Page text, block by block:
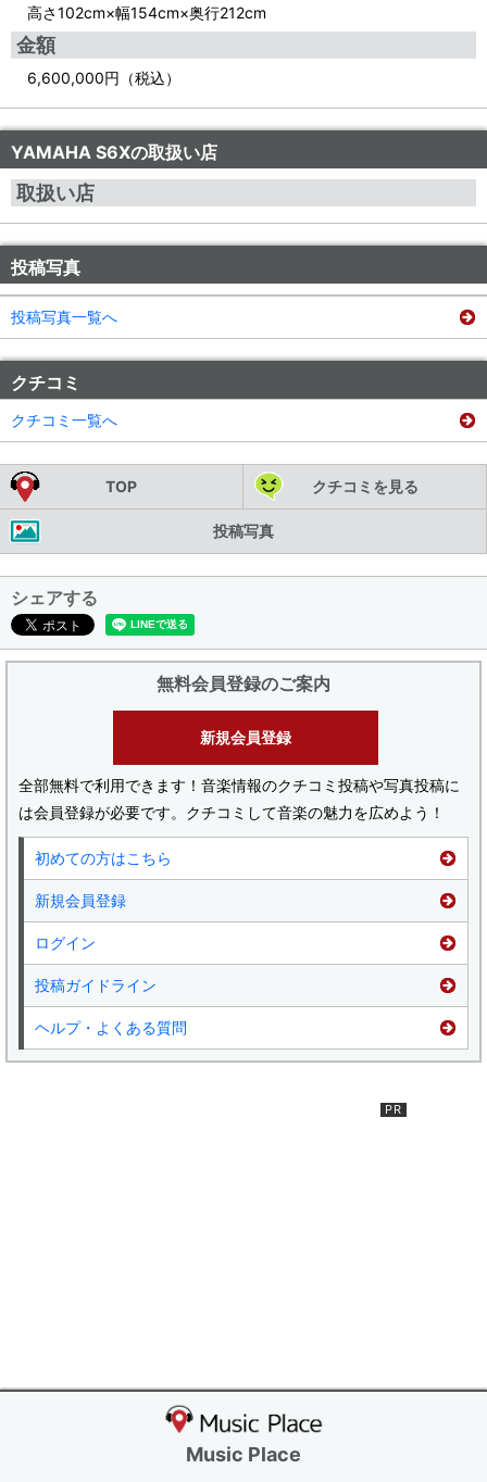
高さ102cm×幅154cm×奥行212cm
金額
6,600,000円（税込）
YAMAHA S6Xの取扱い店
取扱い店
投稿写真
投稿写真一覧へ
クチコミ
クチコミ一覧へ
TOP クチコミを見る
投稿写真
シェアする
無料会員登録のご案内
新規会員登録
全部無料で利用できます！音楽情報のクチコミ投稿や写真投稿に
は会員登録が必要です。クチコミして音楽の魅力を広めよう！
初めての方はこちら
新規会員登録
ログイン
投稿ガイドライン
ヘルプ・よくある質問
Music Place